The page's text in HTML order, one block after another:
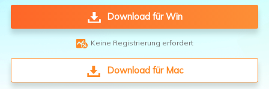
Download für Win
 Keine Registrierung erfordert
Download für Mac